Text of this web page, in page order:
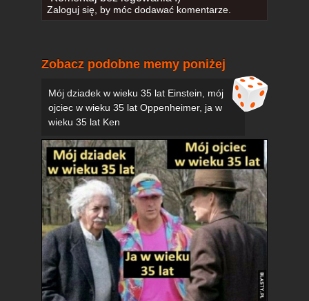
Zaloguj się, by móc dodawać komentarze.
Zobacz podobne memy poniżej
Mój dziadek w wieku 35 lat Einstein, mój
ojciec w wieku 35 lat Oppenheimer, ja w
wieku 35 lat Ken